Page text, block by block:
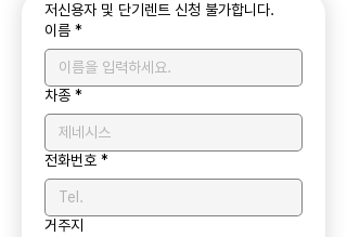
저신용자 및 단기렌트 신청 불가합니다.
이름 *
차종 *
전화번호 *
거주지